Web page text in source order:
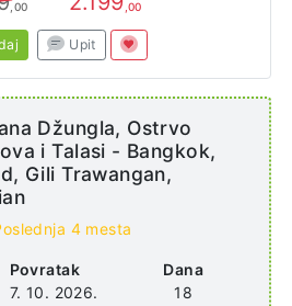
,00 ,00
Upit
Povratak
7. 10. 2026.
Dana
18
Džungla, Ostrvo
i Talasi - Bangkok,
Gili Trawangan,
4 mesta